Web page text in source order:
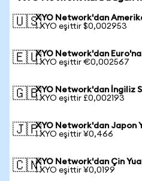
🇺🇸XYO Network'dan
1 XYO eşittir $0,002953
🇪🇺XYO Network'dan Euro'na
1 XYO eşittir €0,002567
🇬🇧XYO Network'dan İngiliz
1 XYO eşittir £0,002193
🇯🇵XYO Network'dan Japon
1 XYO eşittir ¥0,466
🇨🇳XYO Network'dan Çin
1 XYO eşittir ¥0,0199